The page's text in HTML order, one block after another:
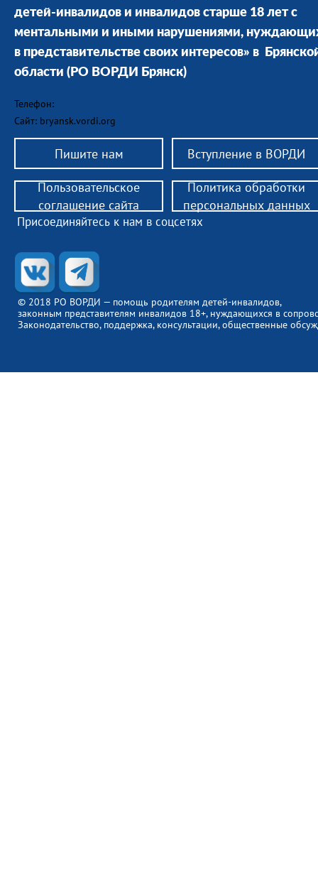
детей-инвалидов и инвалидов старше 18 лет с
ментальными и иными нарушениями,
в представительстве своих интересов» в
области (РО ВОРДИ Брянск)
Телефон:
Сайт: bryansk.vordi.org
Пишите нам Вступление в ВОРДИ
© 2018 РО ВОРДИ — помощь родителям детей-инвалидов,
законным представителям инвалидов 18+, нуждающихся в
Законодательство, поддержка, консультации, общественные
Присоединяйтесь к нам в соцсетях
Пользовательское
соглашение сайта
Политика обработки
персональных данных